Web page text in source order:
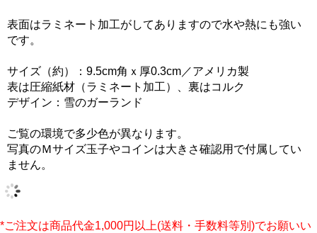
表面はラミネート加工がしてありますので水や熱にも強い
です。
サイズ（約）：9.5cm角ｘ厚0.3cm／アメリカ製
表は圧縮紙材（ラミネート加工）、裏はコルク
デザイン：雪のガーランド
ご覧の環境で多少色が異なります。
写真のＭサイズ玉子やコインは大きさ確認用で付属してい
ません。
*ご注文は商品代金1,000円以上(送料・手数料等別)でお願いい